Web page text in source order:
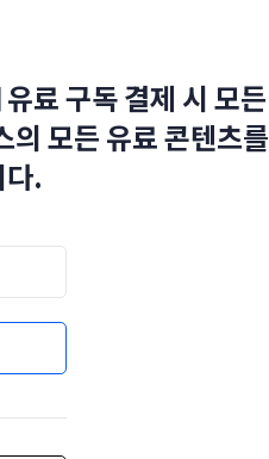
료 구독 결제 시 모든
의 모든 유료 콘텐츠를
.